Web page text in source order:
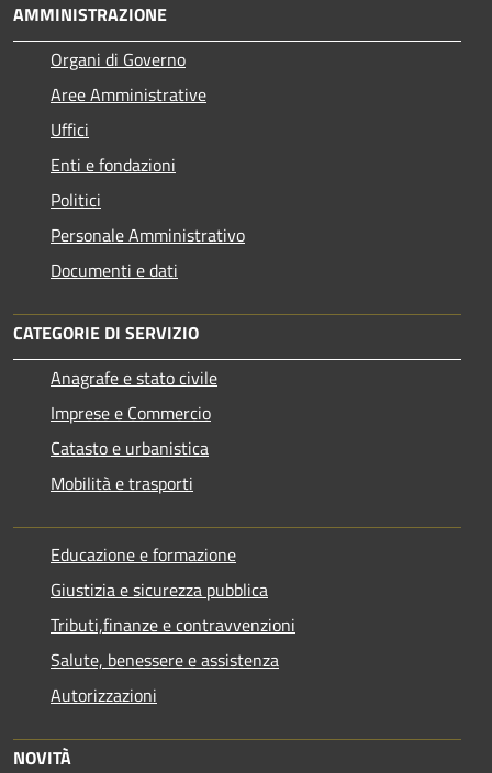
AMMINISTRAZIONE
Organi di Governo
Aree Amministrative
Uffici
Enti e fondazioni
Politici
Personale Amministrativo
Documenti e dati
CATEGORIE DI SERVIZIO
Anagrafe e stato civile
Imprese e Commercio
Catasto e urbanistica
Mobilità e trasporti
Educazione e formazione
Giustizia e sicurezza pubblica
Tributi,finanze e contravvenzioni
Salute, benessere e assistenza
Autorizzazioni
NOVITÀ